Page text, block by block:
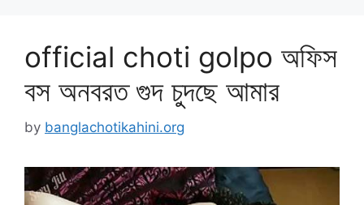
official choti golpo অফিস
বস অনবরত গুদ চুদছে আমার
by banglachotikahini.org